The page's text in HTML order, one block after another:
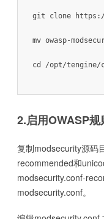
git clone https://
mv owasp-
cd /opt/tengine/
2.启用OWASP规
复制modsecurity源码
recommended和
modsecurity.conf-
modsecurity.conf。